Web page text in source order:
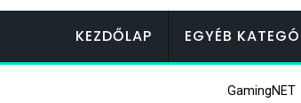
KEZDŐLAP EGYÉB
GamingNET